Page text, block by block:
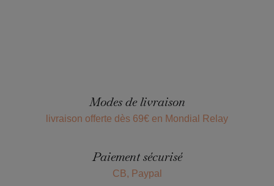
Modes de livraison
livraison offerte dès 69€ en Mondial Relay
Paiement sécurisé
CB, Paypal